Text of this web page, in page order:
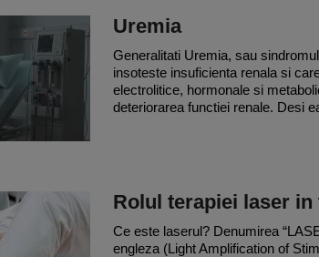
Uremia
Generalitati Uremia, sau
insoteste insuficienta renala si
electrolitice, hormonale si
deteriorarea functiei renale. Desi
Rolul terapiei laser
Ce este laserul? Denumirea
engleza (Light Amplification of